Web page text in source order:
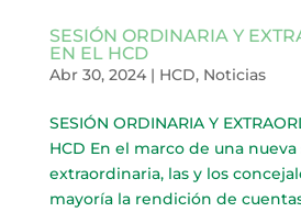
SESIÓN ORDINARIA Y
EN EL HCD
Abr 30, 2024| HCD, Noticias
SESIÓN ORDINARIA Y
HCD En el marco de una nueva
extraordinaria, las y los
mayoría la rendición de